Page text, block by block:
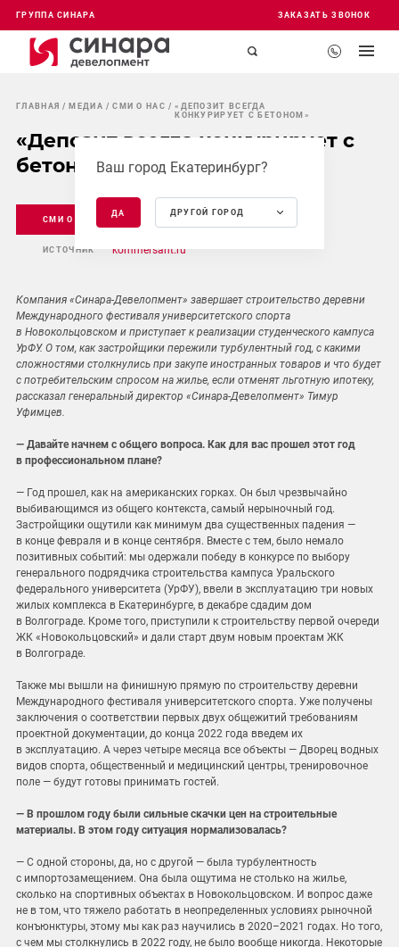
ГРУППА СИНАРА ЗАКАЗАТЬ ЗВОНОК
Ваш город Екатеринбург?
ДА ДРУГОЙ ГОРОД
ГЛАВНАЯ МЕДИА СМИ О НАС
«ДЕПОЗИТ ВСЕГДА
КОНКУРИРУЕТ С БЕТОНОМ»
«Депозит всегда конкурирует с
бетоном»
СМИ О НАС 21 ДЕК 2022
ИСТОЧНИК kommersant.ru
Компания «Синара-Девелопмент» завершает строительство деревни
Международного фестиваля университетского спорта
в Новокольцовском и приступает к реализации студенческого кампуса
УрФУ. О том, как застройщики пережили турбулентный год, с какими
сложностями столкнулись при закупе иностранных товаров и что будет
с потребительским спросом на жилье, если отменят льготную ипотеку,
рассказал генеральный директор «Синара-Девелопмент» Тимур
Уфимцев.
— Давайте начнем с общего вопроса. Как для вас прошел этот год
в профессиональном плане?
— Год прошел, как на американских горках. Он был чрезвычайно
выбивающимся из общего контекста, самый нерыночный год.
Застройщики ощутили как минимум два существенных падения —
в конце февраля и в конце сентября. Вместе с тем, было немало
позитивных событий: мы одержали победу в конкурсе по выбору
генерального подрядчика строительства кампуса Уральского
федерального университета (УрФУ), ввели в эксплуатацию три новых
жилых комплекса в Екатеринбурге, в декабре сдадим дом
в Волгограде. Кроме того, приступили к строительству первой очереди
ЖК «Новокольцовский» и дали старт двум новым проектам ЖК
в Волгограде.
Также мы вышли на финишную прямую по строительству деревни
Международного фестиваля университетского спорта. Уже получены
заключения о соответствии первых двух общежитий требованиям
проектной документации, до конца 2022 года введем их
в эксплуатацию. А через четыре месяца все объекты — Дворец водных
видов спорта, общественный и медицинский центры, тренировочное
поле — будут готовы принимать гостей.
— В прошлом году были сильные скачки цен на строительные
материалы. В этом году ситуация нормализовалась?
— С одной стороны, да, но с другой — была турбулентность
с импортозамещением. Она была ощутима не столько на жилье,
сколько на спортивных объектах в Новокольцовском. И вопрос даже
не в том, что тяжело работать в неопределенных условиях рыночной
конъюнктуры, этому мы как раз научились в 2020–2021 годах. Но того,
с чем мы столкнулись в 2022 году, не было вообще никогда. Некоторые